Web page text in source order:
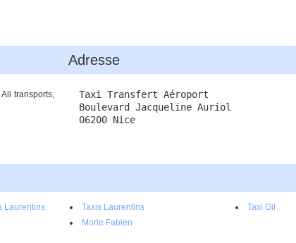
transports,
Adresse
Taxi Transfert Aéroport
Boulevard Jacqueline Auriol
06200 Nice
Laurentins Taxis Laurentins
Taxi Gil
Morle Fabien